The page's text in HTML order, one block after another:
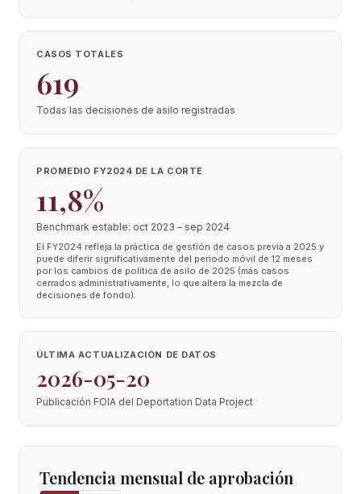
CASOS TOTALES
619
Todas las decisiones de asilo registradas
PROMEDIO FY2024 DE LA CORTE
11,8%
Benchmark estable: oct 2023 – sep 2024
El FY2024 refleja la práctica de gestión de casos previa a 2025 y
puede diferir significativamente del periodo móvil de 12 meses
por los cambios de política de asilo de 2025 (más casos
cerrados administrativamente, lo que altera la mezcla de
decisiones de fondo).
ÚLTIMA ACTUALIZACIÓN DE DATOS
2026-05-20
Publicación FOIA del Deportation Data Project
Tendencia mensual de aprobación